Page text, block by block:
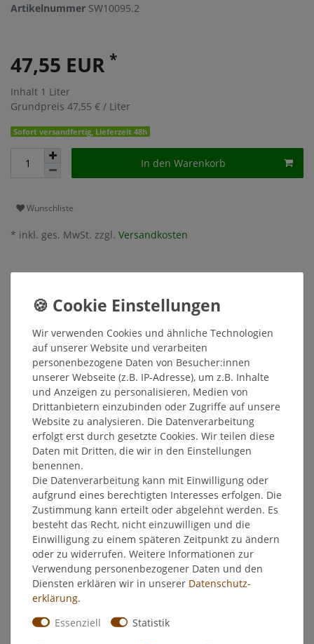
Artikelnummer SW10095.2
47,55 EUR *
Inhalt 1 Liter
Grundpreis 47,55 € / Liter
Sofort versandfertig, Lieferzeit 48h
In den Warenkorb
Wunschliste
* inkl. ges. MwSt. zzgl. Versandkosten
Beschreibung
Weitere Details
EU-Verantwortlicher
Hersteller
"Weingeist 96 % Ethanol Primasprit
Trinkalkohol Joenos"
JOENOS Weingeist 96% – 1 Liter bietet eine ideale Größe
für kleinere Haushalte oder gelegentliche DIY-Projekte. Mit
einemAlkoholgehalt von 96% eignet sich dieser
hervorragend für die Herstellung von Spirituosen, Likör und
anderen alkoholischen Getränken sowie für den
professionellen Gebrauch in der
Desinfektionsmittel
Dank seiner
hohen Reinheit
Wir verwenden Cookies und ähnliche Technologien
auf unserer Website und verarbeiten
personenbezogene Daten von Besucher:innen
unserer Webseite (z.B. IP-Adresse), um z.B. Inhalte
und Anzeigen zu personalisieren, Medien von
Drittanbietern einzubinden oder Zugriffe auf unsere
Website zu analysieren. Die Datenverarbeitung
erfolgt erst durch gesetzte Cookies. Wir teilen diese
Daten mit Dritten, die wir in den Einstellungen
benennen.
Die Datenverarbeitung kann mit Einwilligung oder
aufgrund eines berechtigten Interesses erfolgen. Die
Zustimmung kann erteilt oder abgelehnt werden. Es
besteht das Recht, nicht einzuwilligen und die
Einwilligung zu einem späteren Zeitpunkt zu ändern
oder zu widerrufen. Weitere Informationen zur
Verwendung personenbezogener Daten und den
Diensten erklären wir in unserer Daten­schutz­
erklärung.
Essenziell
Statistik